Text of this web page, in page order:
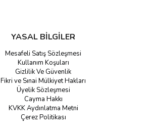
YASAL BİLGİLER
Mesafeli Satış Sözleşmesi
Kullanım Koşuları
Gizlilik Ve Güvenlik
Fikri ve Sınai Mülkiyet Hakları
Üyelik Sözleşmesi
Cayma Hakkı
KVKK Aydınlatma Metni
Çerez Politikası